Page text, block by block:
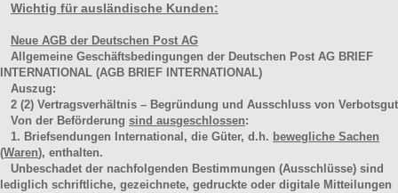
Wichtig für ausländische Kunden:
Neue AGB der Deutschen Post AG
Allgemeine Geschäftsbedingungen der Deutschen Post AG BRIEF
INTERNATIONAL (AGB BRIEF INTERNATIONAL)
Auszug:
2 (2) Vertragsverhältnis – Begründung und Ausschluss von Verbotsgut
Von der Beförderung sind ausgeschlossen:
1. Briefsendungen International, die Güter, d.h. bewegliche Sachen
(Waren), enthalten.
Unbeschadet der nachfolgenden Bestimmungen (Ausschlüsse) sind
lediglich schriftliche, gezeichnete, gedruckte oder digitale Mitteilungen